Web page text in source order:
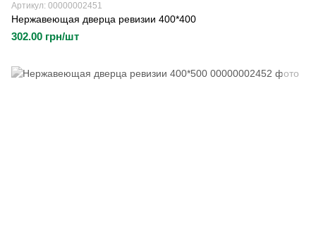
Артикул: 00000002451
Нержавеющая дверца ревизии 400*400
302.00 грн/шт